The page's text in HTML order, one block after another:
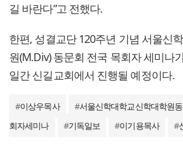
길 바란다”고 전했다.
한편, 성결교단 120주년 기념 서울신
원(M.Div) 동문회 전국 목회자 세미나
일간 신길교회에서 진행될 예정이다.
#이상우목사 #서울신학대학교신학대학원
회자세미나
#기독일보 #이기용목사 #